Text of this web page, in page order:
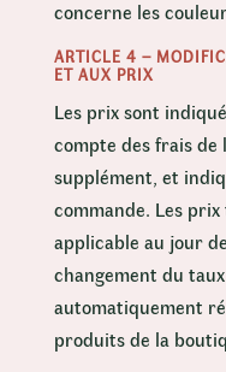
concerne les
ARTICLE 4 –
ET AUX PRIX
Les prix sont
compte des frais de
supplément, et
commande. Les
applicable au jour
changement du
automatiquement
produits de la